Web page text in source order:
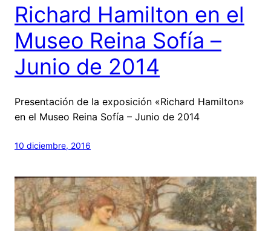
Richard Hamilton en el
Museo Reina Sofía –
Junio de 2014
Presentación de la exposición «Richard Hamilton»
en el Museo Reina Sofía – Junio de 2014
10 diciembre, 2016